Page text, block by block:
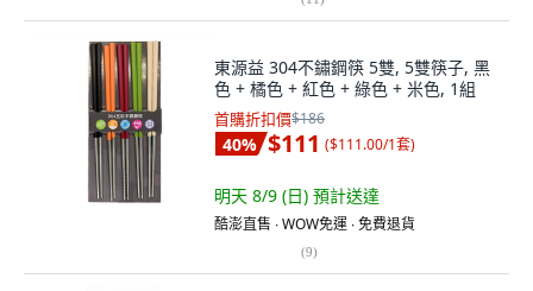
東源益 304不鏽鋼筷 5雙, 5雙筷子, 黑
色 + 橘色 + 紅色 + 綠色 + 米色, 1組
首購折扣價$186
40% $111 ($111.00/1套)
明天 8/9 (日) 預計送達
酷澎直售 ∙ WOW免運 ∙ 免費退貨
(9)